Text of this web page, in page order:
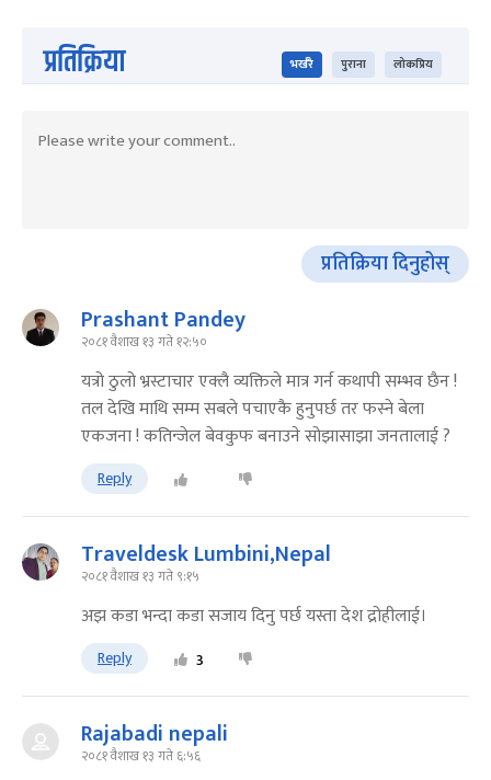
प्रतिक्रिया भर्खरै पुराना लोकप्रिय
प्रतिक्रिया दिनुहोस्
Prashant Pandey
२०८१ वैशाख १३ गते १२:५०
यत्रो ठुलो भ्रस्टाचार एक्लै व्यक्तिले मात्र गर्न कथापी सम्भव छैन !
तल देखि माथि सम्म सबले पचाएकै हुनुपर्छ तर फस्ने बेला
एकजना ! कतिन्जेल बेवकुफ बनाउने सोझासाझा जनतालाई ?
Reply
Traveldesk Lumbini,Nepal
२०८१ वैशाख १३ गते ९:१५
अझ कडा भन्दा कडा सजाय दिनु पर्छ यस्ता देश द्रोहीलाई।
Reply 3
Rajabadi nepali
२०८१ वैशाख १३ गते ६:५६